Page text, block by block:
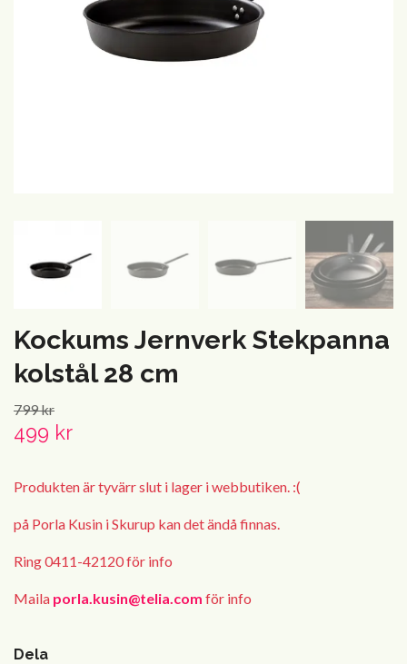
Kockums Jernverk Stekpanna
kolstål 28 cm
799 kr
499 kr
Produkten är tyvärr slut i lager i webbutiken. :(
på Porla Kusin i Skurup kan det ändå finnas.
Ring 0411-42120 för info
Maila porla.kusin@telia.com för info
Dela